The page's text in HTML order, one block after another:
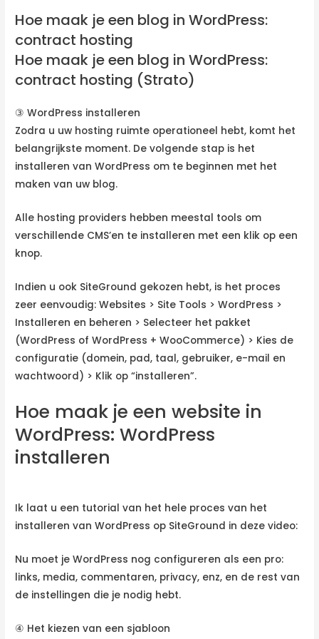
Hoe maak je een blog in WordPress:
contract hosting
Hoe maak je een blog in WordPress:
contract hosting (Strato)
③ WordPress installeren
Zodra u uw hosting ruimte operationeel hebt, komt het
belangrijkste moment. De volgende stap is het
installeren van WordPress om te beginnen met het
maken van uw blog.
Alle hosting providers hebben meestal tools om
verschillende CMS’en te installeren met een klik op een
knop.
Indien u ook SiteGround gekozen hebt, is het proces
zeer eenvoudig: Websites > Site Tools > WordPress >
Installeren en beheren > Selecteer het pakket
(WordPress of WordPress + WooCommerce) > Kies de
configuratie (domein, pad, taal, gebruiker, e-mail en
wachtwoord) > Klik op “installeren”.
Hoe maak je een website in
WordPress: WordPress
installeren
Ik laat u een tutorial van het hele proces van het
installeren van WordPress op SiteGround in deze video:
Nu moet je WordPress nog configureren als een pro:
links, media, commentaren, privacy, enz, en de rest van
de instellingen die je nodig hebt.
④ Het kiezen van een sjabloon